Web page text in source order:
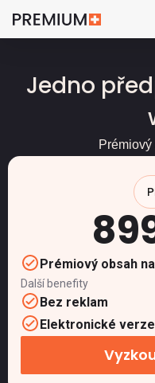
Jedno
Prémiový obsah na
Další benefity
Bez reklam
Elektronické